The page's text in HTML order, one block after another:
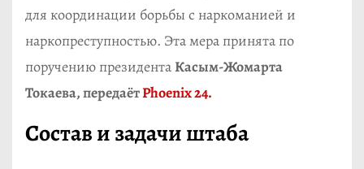
для координации борьбы с наркоманией и
наркопреступностью. Эта мера принята по
поручению президентаКасым-Жомарта
Токаева, передаётPhoenix 24.
Состав и задачи штаба